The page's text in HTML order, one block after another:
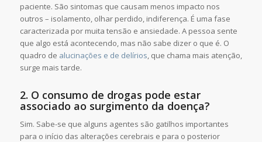
paciente. São sintomas que causam menos impacto nos
outros – isolamento, olhar perdido, indiferença. É uma fase
caracterizada por muita tensão e ansiedade. A pessoa sente
que algo está acontecendo, mas não sabe dizer o que é. O
quadro de alucinações e de delírios, que chama mais atenção,
surge mais tarde.
2. O consumo de drogas pode estar
associado ao surgimento da doença?
Sim. Sabe-se que alguns agentes são gatilhos importantes
para o início das alterações cerebrais e para o posterior